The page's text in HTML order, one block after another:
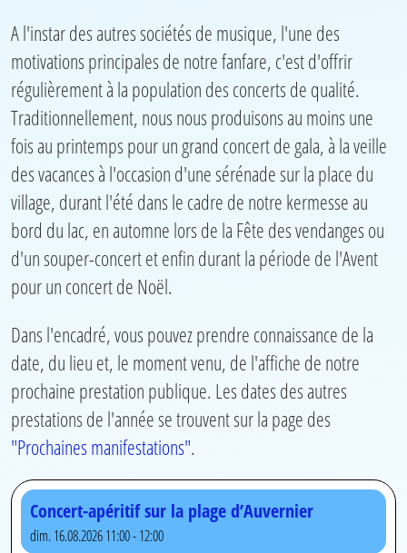
A l'instar des autres sociétés de musique, l'une des
motivations principales de notre fanfare, c'est d'offrir
régulièrement à la population des concerts de qualité.
Traditionnellement, nous nous produisons au moins une
fois au printemps pour un grand concert de gala, à la veille
des vacances à l'occasion d'une sérénade sur la place du
village, durant l'été dans le cadre de notre kermesse au
bord du lac, en automne lors de la Fête des vendanges ou
d'un souper-concert et enfin durant la période de l'Avent
pour un concert de Noël.
Dans l'encadré,vouspouvez prendre connaissance de la
date, du lieu et, le moment venu, de l'affiche de notre
prochaine prestation publique. Les dates des autres
prestations de l'année se trouvent sur la page des
"Prochaines manifestations".
Concert-apéritif sur la plage d’Auvernier
dim. 16.08.2026 11:00 - 12:00